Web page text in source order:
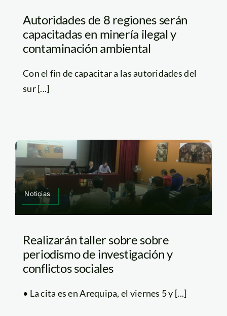
Autoridades de 8 regiones serán
capacitadas en minería ilegal y
contaminación ambiental
Con el fin de capacitar a las autoridades del
sur [...]
Noticias
Realizarán taller sobre sobre
periodismo de investigación y
conflictos sociales
• La cita es en Arequipa, el viernes 5 y [...]